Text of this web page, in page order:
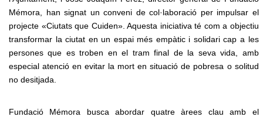
Mémora, han signat un conveni de col·laboració per impulsar el
projecte «Ciutats que Cuiden». Aquesta iniciativa té com a objectiu
transformar la ciutat en un espai més empàtic i solidari cap a les
persones que es troben en el tram final de la seva vida, amb
especial atenció en evitar la mort en situació de pobresa o solitud
no desitjada.
Fundació Mémora busca abordar quatre àrees clau amb el